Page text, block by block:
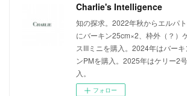
Charlie's Intelligence
知の探求。2022年秋からエルパ
にバーキン25cm×2、枠外（？）
スIIIミニを購入。2024年はバー
ンPMを購入。2025年はケリー2
入。
フォロー